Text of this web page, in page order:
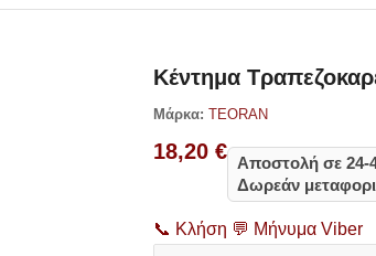
Κέντημα
Μάρκα: TEORAN
18,20 €
Αποστολή σε 24-
Δωρεάν
📞 Κλήση 💬 Μήνυμα Viber